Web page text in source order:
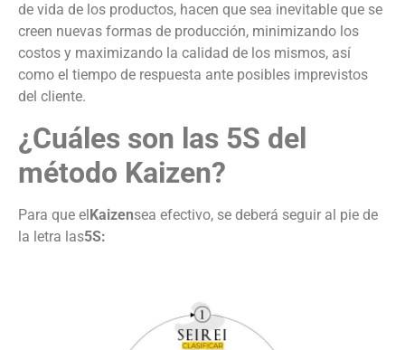
de vida de los productos, hacen que sea inevitable que se
creen nuevas formas de producción, minimizando los
costos y maximizando la calidad de los mismos, así
como el tiempo de respuesta ante posibles imprevistos
del cliente.
¿Cuáles son las 5S del
método Kaizen?
Para que elKaizensea efectivo, se deberá seguir al pie de
la letra las5S: